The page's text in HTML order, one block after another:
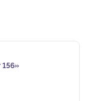
156»